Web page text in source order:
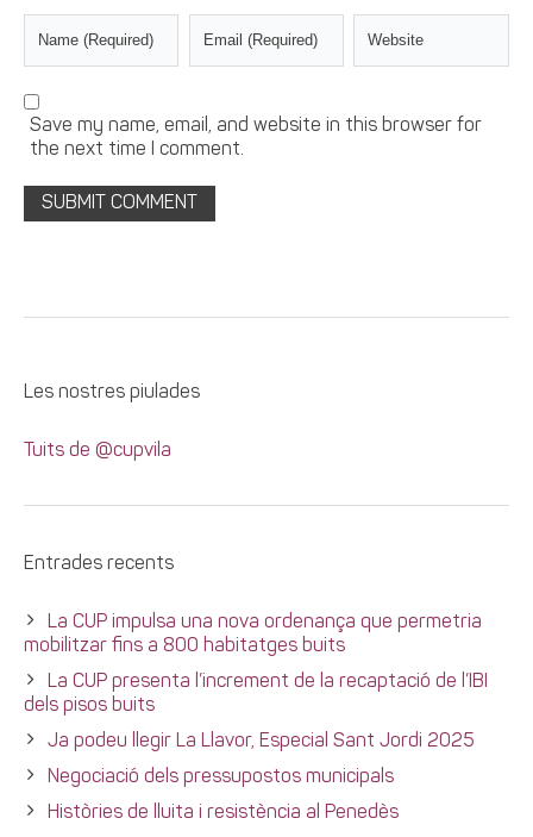
Save my name, email, and website in this browser for
the next time I comment.
Les nostres piulades
Tuits de @cupvila
Entrades recents
La CUP impulsa una nova ordenança que permetria
mobilitzar fins a 800 habitatges buits
La CUP presenta l’increment de la recaptació de l’IBI
dels pisos buits
Ja podeu llegir La Llavor, Especial Sant Jordi 2025
Negociació dels pressupostos municipals
Històries de lluita i resistència al Penedès